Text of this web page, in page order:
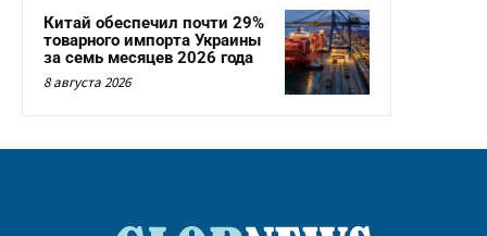
Китай обеспечил почти 29%
товарного импорта Украины
за семь месяцев 2026 года
8 августа 2026